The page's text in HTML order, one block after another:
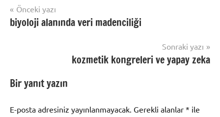
Yazı
gezinmesi
Önceki yazı
biyoloji alanında veri madenciliği
Sonraki yazı
kozmetik kongreleri ve yapay zeka
Bir yanıt yazın
E-posta adresiniz yayınlanmayacak. Gerekli alanlar * ile